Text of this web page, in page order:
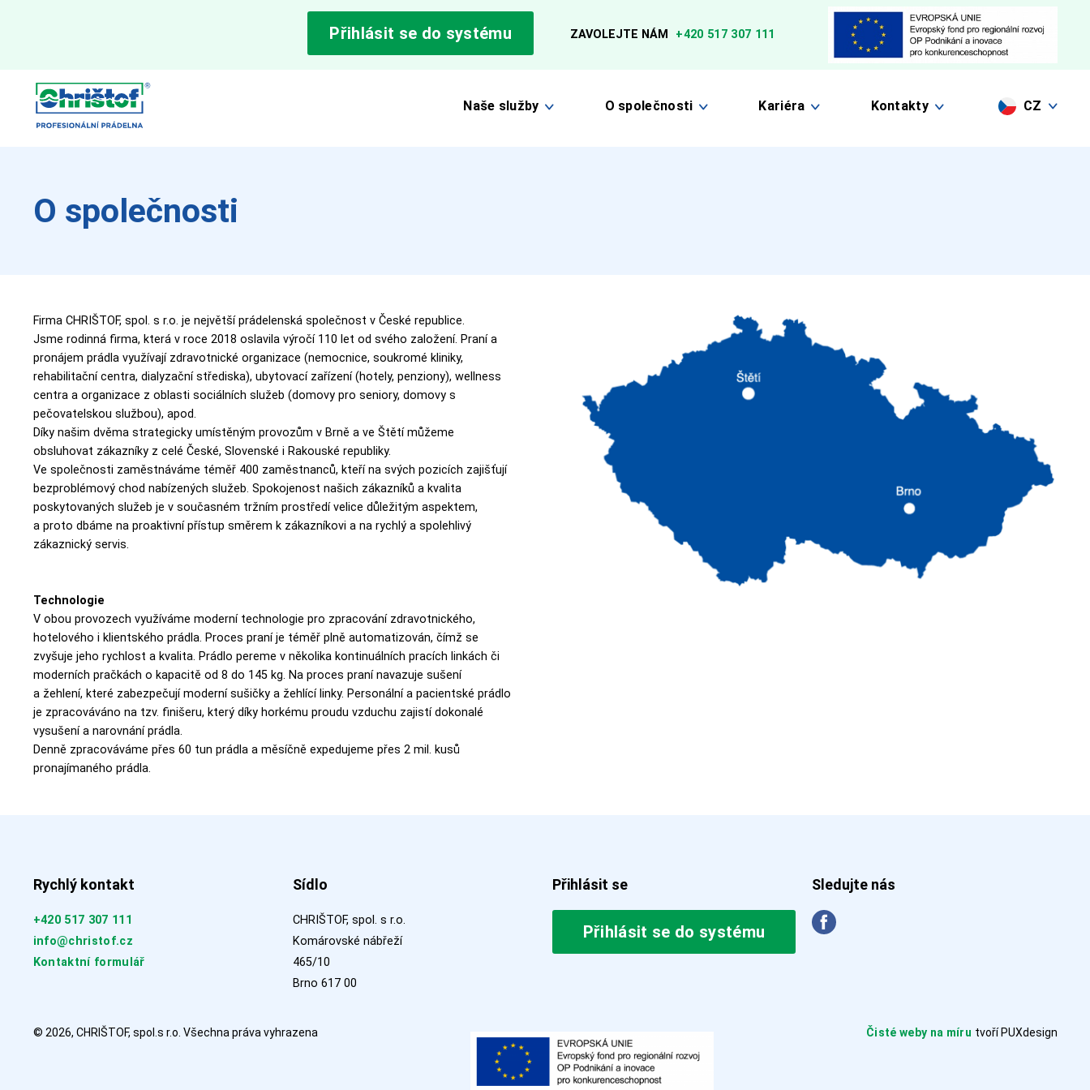
Přihlásit se do systému ZAVOLEJTE NÁM +420 517 307 111
Naše služby O společnosti Kariéra Kontakty CZ
O společnosti
Firma CHRIŠTOF, spol. s r.o. je největší prádelenská společnost v České republice.
Jsme rodinná firma, která v roce 2018 oslavila výročí 110 let od svého založení. Praní a
pronájem prádla využívají zdravotnické organizace (nemocnice, soukromé kliniky,
rehabilitační centra, dialyzační střediska), ubytovací zařízení (hotely, penziony), wellness
centra a organizace z oblasti sociálních služeb (domovy pro seniory, domovy s
pečovatelskou službou), apod.
Díky našim dvěma strategicky umístěným provozům v Brně a ve Štětí můžeme
obsluhovat zákazníky z celé České, Slovenské i Rakouské republiky.
Ve společnosti zaměstnáváme téměř 400 zaměstnanců, kteří na svých pozicích zajišťují
bezproblémový chod nabízených služeb. Spokojenost našich zákazníků a kvalita
poskytovaných služeb je v současném tržním prostředí velice důležitým aspektem,
a proto dbáme na proaktivní přístup směrem k zákazníkovi a na rychlý a spolehlivý
zákaznický servis.
Technologie
V obou provozech využíváme moderní technologie pro zpracování zdravotnického,
hotelového i klientského prádla. Proces praní je téměř plně automatizován, čímž se
zvyšuje jeho rychlost a kvalita. Prádlo pereme v několika kontinuálních pracích linkách či
moderních pračkách o kapacitě od 8 do 145 kg. Na proces praní navazuje sušení
a žehlení, které zabezpečují moderní sušičky a žehlící linky. Personální a pacientské prádlo
je zpracováváno na tzv. finišeru, který díky horkému proudu vzduchu zajistí dokonalé
vysušení a narovnání prádla.
Denně zpracováváme přes 60 tun prádla a měsíčně expedujeme přes 2 mil. kusů
pronajímaného prádla.
Rychlý kontakt
+420 517 307 111
info@christof.cz
Kontaktní formulář
Sídlo
CHRIŠTOF, spol. s r.o.
Komárovské nábřeží
465/10
Brno 617 00
Přihlásit se
Přihlásit se do systému
Sledujte nás
© 2026, CHRIŠTOF, spol.s r.o. Všechna práva vyhrazena Čisté weby na míru tvoří PUXdesign